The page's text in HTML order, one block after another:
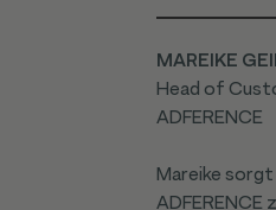
MAREIKE
Head of
ADFERENCE
Mareike
ADFERENCE